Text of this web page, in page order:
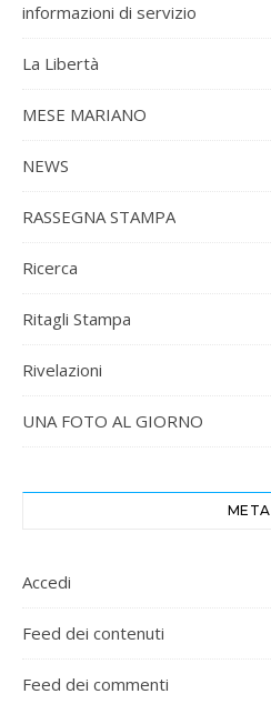
informazioni di servizio
La Libertà
MESE MARIANO
NEWS
RASSEGNA STAMPA
Ricerca
Ritagli Stampa
Rivelazioni
UNA FOTO AL GIORNO
META
Accedi
Feed dei contenuti
Feed dei commenti